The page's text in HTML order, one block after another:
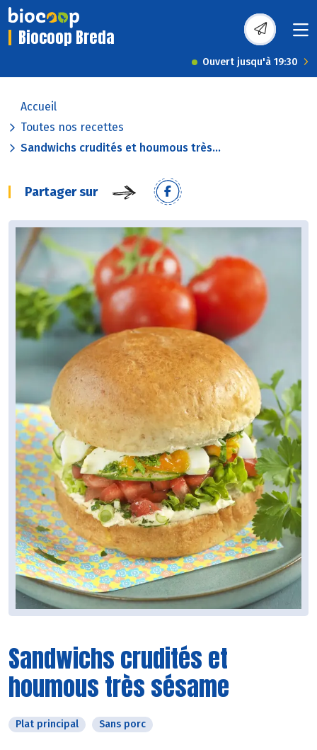
Biocoop Breda
Ouvert jusqu'à 19:30
Accueil
Toutes nos recettes
Sandwichs crudités et houmous très...
Partager sur
Sandwichs crudités et
houmous très sésame
Plat principal Sans porc